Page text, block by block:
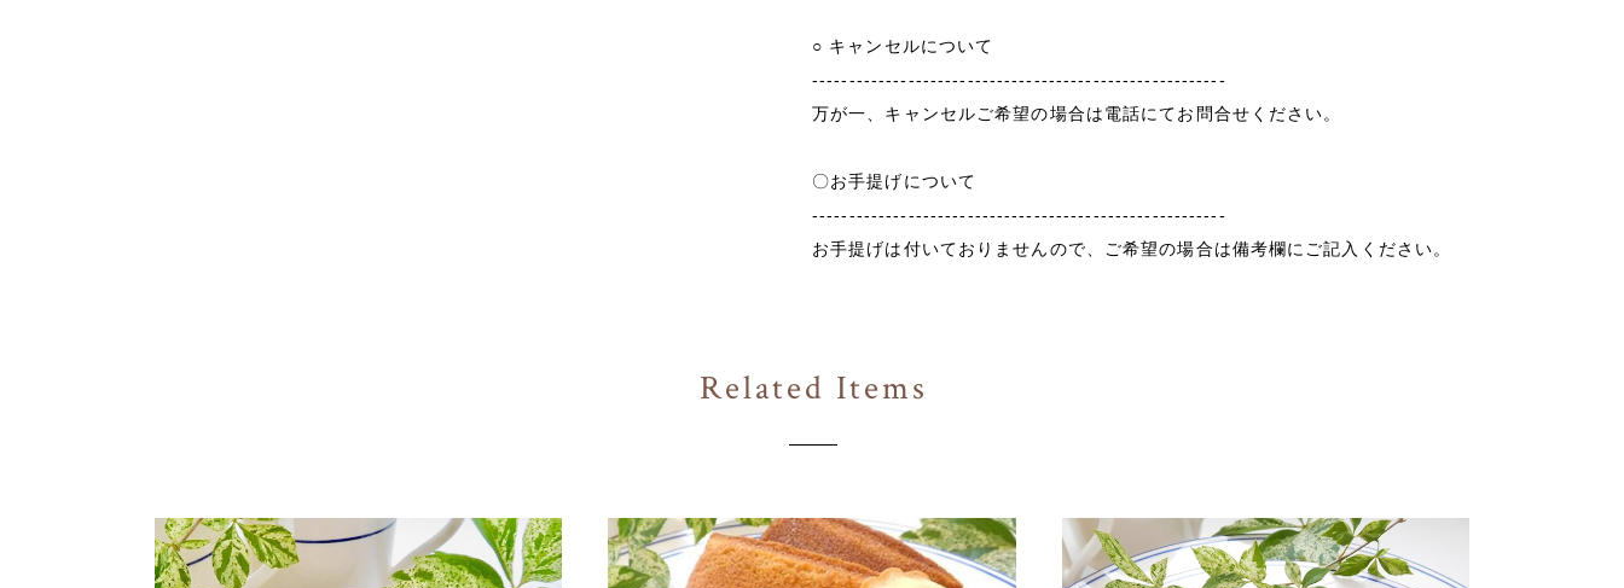
○ キャンセルについて
--------------------------------------------------------
万が一、キャンセルご希望の場合は電話にてお問合せください。
〇お手提げについて
--------------------------------------------------------
お手提げは付いておりませんので、ご希望の場合は備考欄にご記入ください。
Related Items